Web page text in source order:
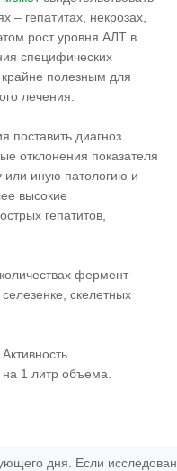
– гепатитах, некрозах,
рост уровня АЛТ в
специфических
полезным для
лечения.
поставить диагноз
отклонения показателя
или иную патологию и
высокие
гепатитов,
фермент
скелетных
Активность
1 литр объема.
дня. Если